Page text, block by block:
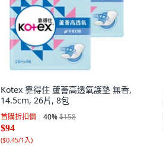
Kotex 靠得住 蘆薈高透氧護墊 無香,
14.5cm, 26片, 8包
首購折扣價 40%$158
$94
($0.45/1入)